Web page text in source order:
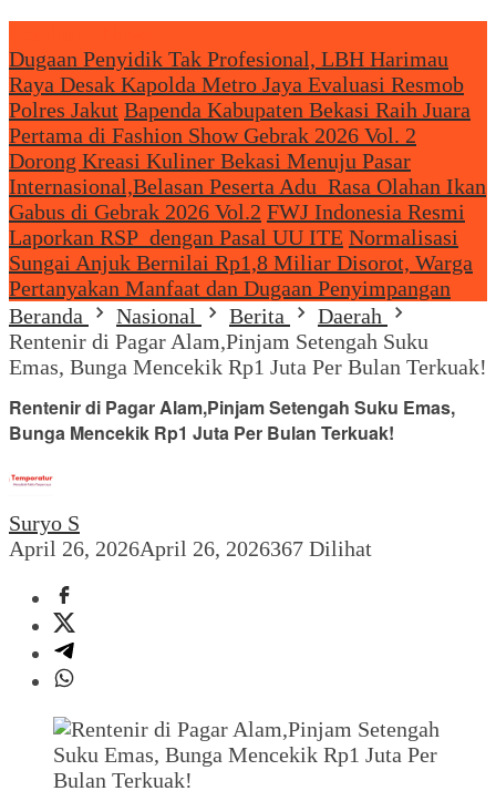
Dugaan Penyidik Tak Profesional, LBH Harimau
Raya Desak Kapolda Metro Jaya Evaluasi Resmob
Polres Jakut Bapenda Kabupaten Bekasi Raih Juara
Pertama di Fashion Show Gebrak 2026 Vol. 2
Dorong Kreasi Kuliner Bekasi Menuju Pasar
Internasional,Belasan Peserta Adu Rasa Olahan Ikan
Gabus di Gebrak 2026 Vol.2 FWJ Indonesia Resmi
Laporkan RSP dengan Pasal UU ITE Normalisasi
Sungai Anjuk Bernilai Rp1,8 Miliar Disorot, Warga
Pertanyakan Manfaat dan Dugaan Penyimpangan
Beranda
Nasional Berita
Daerah
Rentenir di Pagar Alam,Pinjam Setengah Suku
Emas, Bunga Mencekik Rp1 Juta Per Bulan Terkuak!
Rentenir di Pagar Alam,Pinjam Setengah Suku Emas,
Bunga Mencekik Rp1 Juta Per Bulan Terkuak!
Suryo S
April 26, 2026April 26, 2026367 Dilihat